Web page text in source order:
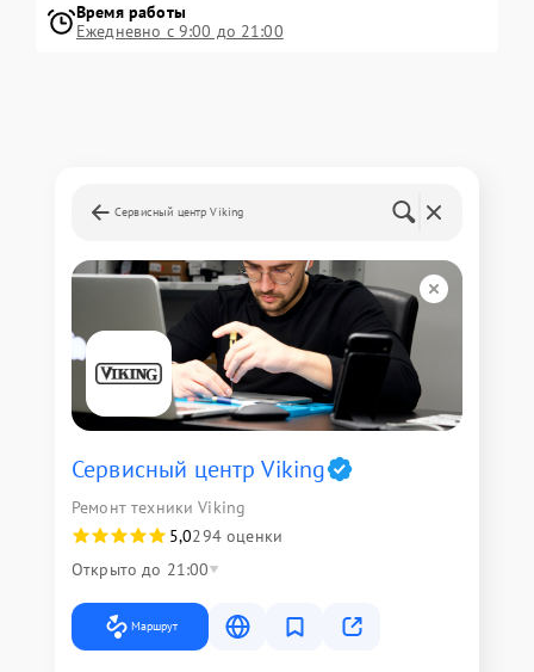
Время работы
Ежедневно с 9:00 до 21:00
Сервисный центр Viking
Сервисный центр Viking
Ремонт техники Viking
5,0294 оценки
Открыто до 21:00
Маршрут